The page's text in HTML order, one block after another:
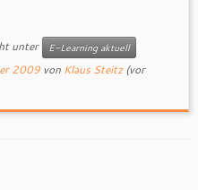
unter
E-Learning aktuell
2009 von Klaus Steitz(vor